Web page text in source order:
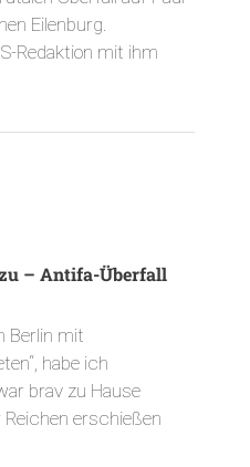
Eilenburg.
Redaktion mit ihm
– Antifa-Überfall
Berlin mit
habe ich
brav zu Hause
Reichen erschießen